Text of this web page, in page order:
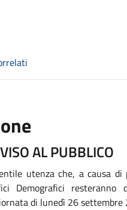
AL PUBBLICO
utenza che, a causa di
Demografici resteranno
di lunedì 26 settembre